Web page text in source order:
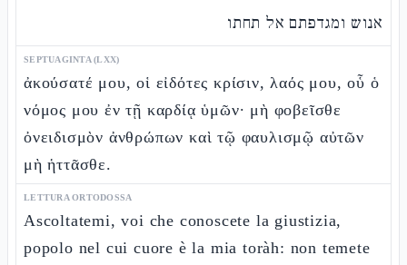
אנוש ומגדפתם אל תחתו
SEPTUAGINTA (LXX)
ἀκούσατέ μου, οἱ εἰδότες κρίσιν, λαός μου, οὗ ὁ
νόμος μου ἐν τῇ καρδίᾳ ὑμῶν· μὴ φοβεῖσθε
ὀνειδισμὸν ἀνθρώπων καὶ τῷ φαυλισμῷ αὐτῶν
μὴ ἡττᾶσθε.
LETTURA ORTODOSSA
Ascoltatemi, voi che conoscete la giustizia,
popolo nel cui cuore è la mia toràh: non temete